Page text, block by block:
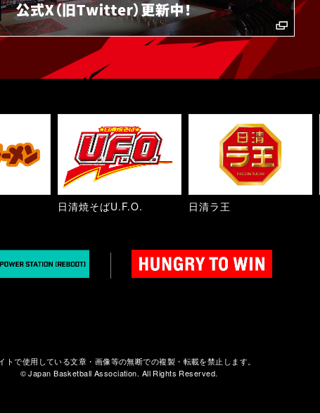
日清焼そばU.F.O. 日清ラ王
トで使用している文章・画像等の無断での複製・転載を禁止します。
© Japan Basketball Association. All Rights Reserved.